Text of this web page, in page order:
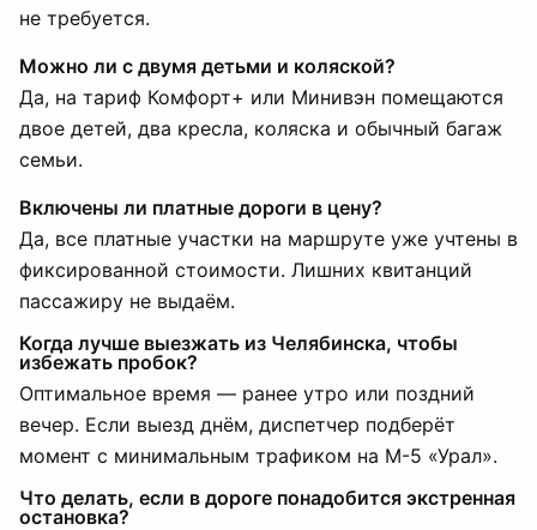
не требуется.
Можно ли с двумя детьми и коляской?
Да, на тариф Комфорт+ или Минивэн помещаются
двое детей, два кресла, коляска и обычный багаж
семьи.
Включены ли платные дороги в цену?
Да, все платные участки на маршруте уже учтены в
фиксированной стоимости. Лишних квитанций
пассажиру не выдаём.
Когда лучше выезжать из Челябинска, чтобы
избежать пробок?
Оптимальное время — ранее утро или поздний
вечер. Если выезд днём, диспетчер подберёт
момент с минимальным трафиком на М-5 «Урал».
Что делать, если в дороге понадобится экстренная
остановка?